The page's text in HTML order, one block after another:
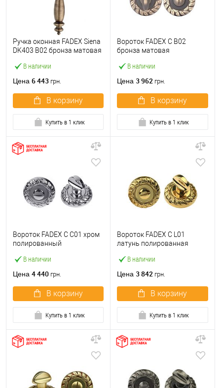
В наличии
Ручка оконная FADEX Siena
DK403 B02 бронза матовая
Цена 6 443 грн.
В корзину
Купить в 1 клик
В наличии
Вороток FADEX C B02
бронза матовая
Цена 3 962 грн.
В корзину
Купить в 1 клик
В наличии
Вороток FADEX C C01 хром
полированный
Цена 4 440 грн.
В корзину
Купить в 1 клик
В наличии
Вороток FADEX C L01
латунь полированная
Цена 3 842 грн.
В корзину
Купить в 1 клик